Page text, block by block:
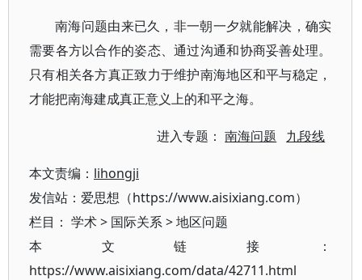
南海问题由来已久，非一朝一夕就能解决，确实
需要各方以合作的姿态、通过沟通和协商妥善处理。
只有相关各方真正致力于维护南海地区和平与稳定，
才能把南海建成真正意义上的和平之海。
进入专题：南海问题 九段线
本文责编： lihongji
发信站：爱思想（https://www.aisixiang.com）
栏目： 学术> 国际关系>地区问题
本文链接：
https://www.aisixiang.com/data/42711.html